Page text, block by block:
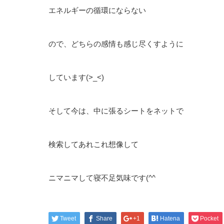
エネルギーの循環にならない
ので、どちらの感情も感じ尽くすように
しています(>_<)
そして今は、中に張るシートをネットで
検索してあれこれ想像して
ニマニマして寝不足気味です(^^ゞ
Tweet Share +1 Hatena Pocket